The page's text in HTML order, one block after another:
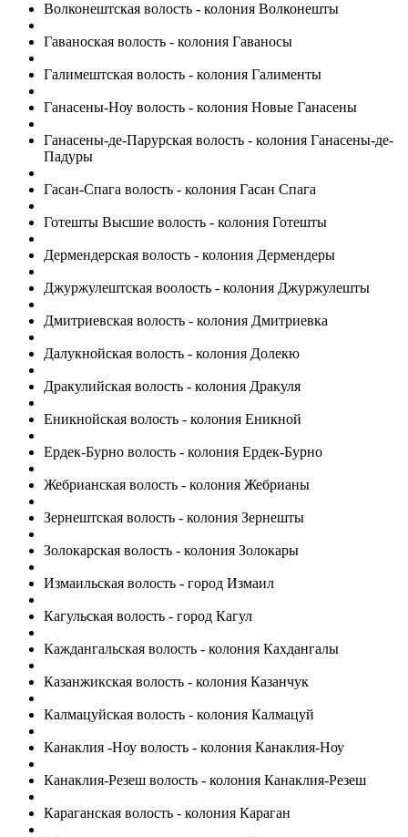
Волконештская волость - колония Волконешты
Гаваноская волость - колония Гаваносы
Галимештская волость - колония Галименты
Ганасены-Ноу волость - колония Новые Ганасены
Ганасены-де-Парурская волость - колония Ганасены-де-
Падуры
Гасан-Спага волость - колония Гасан Спага
Готешты Высшие волость - колония Готешты
Дермендерская волость - колония Дермендеры
Джуржулештская воолость - колония Джуржулешты
Дмитриевская волость - колония Дмитриевка
Далукнойская волость - колония Долекю
Дракулийская волость - колония Дракуля
Еникнойская волость - колония Еникной
Ердек-Бурно волость - колония Ердек-Бурно
Жебрианская волость - колония Жебрианы
Зернештская волость - колония Зернешты
Золокарская волость - колония Золокары
Измаильская волость - город Измаил
Кагульская волость - город Кагул
Каждангальская волость - колония Кахдангалы
Казанжикская волость - колония Казанчук
Калмацуйская волость - колония Калмацуй
Канаклия -Ноу волость - колония Канаклия-Ноу
Канаклия-Резеш волость - колония Канаклия-Резеш
Караганская волость - колония Караган